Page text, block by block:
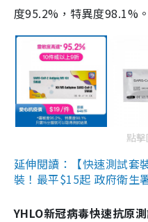
度95.2%，特異度98.1%。
點
延伸閱讀：【快速測試套
裝！最平$15起 政府衛生
YHLO新冠病毒快速抗原